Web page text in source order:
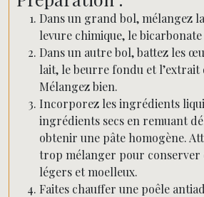
Dans un grand bol, mélangez
levure chimique, le bicarbonate
Dans un autre bol, battez les
lait, le beurre fondu et l’extrait
Mélangez bien.
Incorporez les ingrédients
ingrédients secs en remuant
obtenir une pâte homogène.
trop mélanger pour conserver
légers et moelleux.
Faites chauffer une poêle